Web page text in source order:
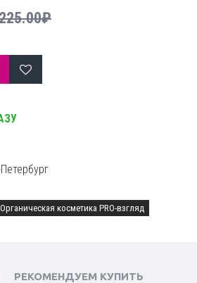
Органическая косметика PRO-взгляд
РЕКОМЕНДУЕМ КУПИТЬ